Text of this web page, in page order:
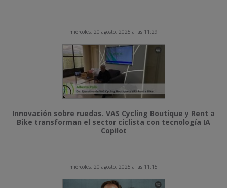
miércoles, 20 agosto, 2025 a las 11:29
Innovación sobre ruedas. VAS Cycling Boutique y Rent a
Bike transforman el sector ciclista con tecnología IA
Copilot
miércoles, 20 agosto, 2025 a las 11:15